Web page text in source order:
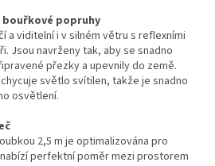
popruhy
a viditelní i v silném větru s reflexními
Jsou navrženy tak, aby se snadno
přezky a upevnily do země.
světlo svítilen, takže je snadno
osvětlení.
2,5 m je optimalizována pro
perfektní poměr mezi prostorem